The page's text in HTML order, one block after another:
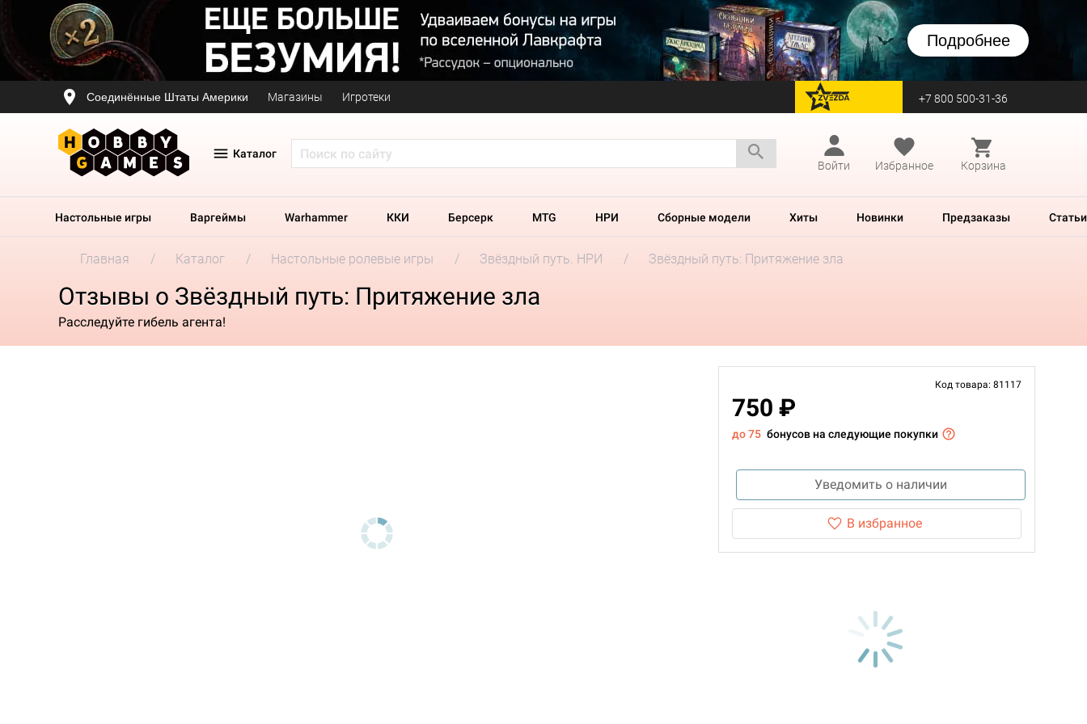
Подробнее
Соединённые Штаты Америки Магазины Игротеки перейти на Zvezda +7 800 500-31-36
Каталог
Войти
Избранное Корзина
Настольные игры Варгеймы Warhammer ККИ Берсерк MTG НРИ Сборные модели Хиты Новинки Предзаказы Статьи
Главная Каталог Настольные ролевые игры Звёздный путь. НРИ Звёздный путь: Притяжение зла
Отзывы о Звёздный путь: Притяжение зла
Расследуйте гибель агента!
Код товара: 81117
750 ₽
до 75 бонусов на следующие покупки
Уведомить о наличии
В избранное